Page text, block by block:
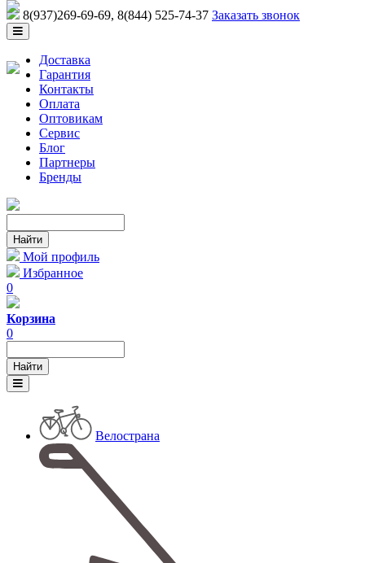
8(937)269-69-69, 8(844) 525-74-37 Заказать звонок
Доставка
Гарантия
Контакты
Оплата
Оптовикам
Сервис
Блог
Партнеры
Бренды
Мой профиль
Избранное
0
Корзина
0
Велострана